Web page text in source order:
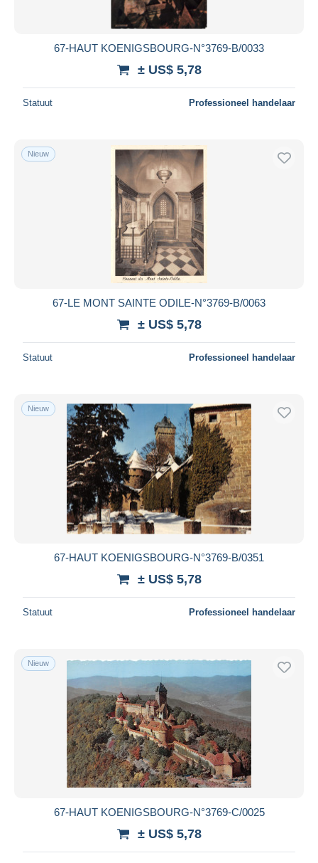
67-HAUT KOENIGSBOURG-N°3769-B/0033
± US$ 5,78
Statuut Professioneel handelaar
Nieuw
67-LE MONT SAINTE ODILE-N°3769-B/0063
± US$ 5,78
Statuut Professioneel handelaar
Nieuw
67-HAUT KOENIGSBOURG-N°3769-B/0351
± US$ 5,78
Statuut Professioneel handelaar
Nieuw
67-HAUT KOENIGSBOURG-N°3769-C/0025
± US$ 5,78